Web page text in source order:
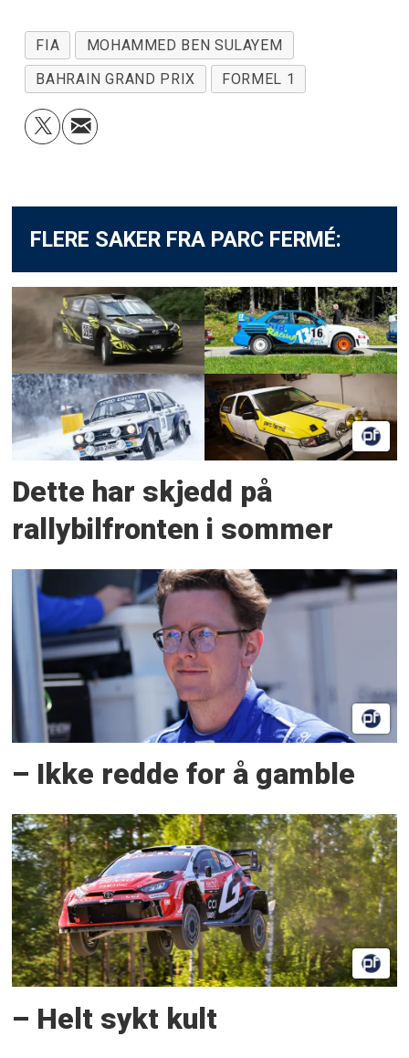
FIA
MOHAMMED BEN SULAYEM
BAHRAIN GRAND PRIX
FORMEL 1
FLERE SAKER FRA PARC FERMÉ:
Dette har skjedd på
rallybilfronten i sommer
– Ikke redde for å gamble
– Helt sykt kult